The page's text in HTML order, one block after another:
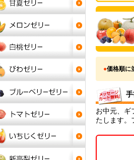
●価格順に
お中元、ギ
たします。